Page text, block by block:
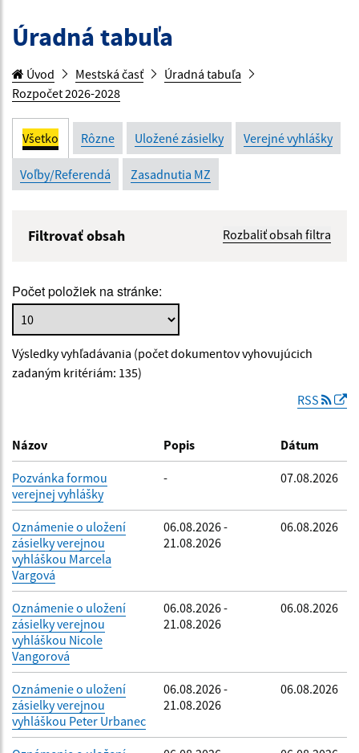
Úradná tabuľa
Úvod Mestská časť
Úradná tabuľa
Rozpočet 2026-2028
Všetko Rôzne Uložené zásielky Verejné vyhlášky
Voľby/Referendá Zasadnutia MZ
Filtrovať obsah Rozbaliť obsah filtra
Popis:
Dátum zverejnenia od:
Filtrovať
Počet položiek na stránke:
Výsledky vyhľadávania (počet dokumentov vyhovujúcich
zadaným kritériám: 135)
RSS
Názov Popis Dátum
Pozvánka formou
verejnej vyhlášky
- 07.08.2026
Oznámenie o uložení
zásielky verejnou
vyhláškou Marcela
Vargová
06.08.2026 -
21.08.2026
06.08.2026
Oznámenie o uložení
zásielky verejnou
vyhláškou Nicole
Vangorová
06.08.2026 -
21.08.2026
06.08.2026
Oznámenie o uložení
zásielky verejnou
vyhláškou Peter Urbanec
06.08.2026 -
21.08.2026
06.08.2026